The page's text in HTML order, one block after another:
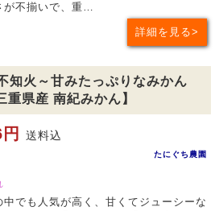
が不揃いで、重…
詳細を見る
火～甘みたっぷりなみかん
県産 南紀みかん】
送料込
たにぐち農園
中でも人気が高く、甘くてジューシーな